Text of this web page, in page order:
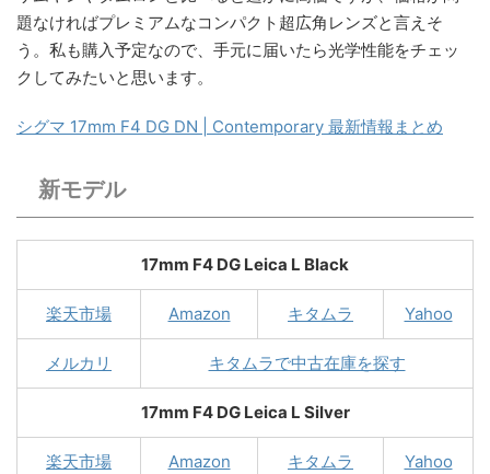
題なければプレミアムなコンパクト超広角レンズと言えそ
う。私も購入予定なので、手元に届いたら光学性能をチェッ
クしてみたいと思います。
シグマ 17mm F4 DG DN | Contemporary 最新情報まとめ
新モデル
17mm F4 DG Leica L Black
楽天市場 Amazon キタムラ Yahoo
メルカリ キタムラで中古在庫を探す
17mm F4 DG Leica L Silver
楽天市場 Amazon キタムラ Yahoo